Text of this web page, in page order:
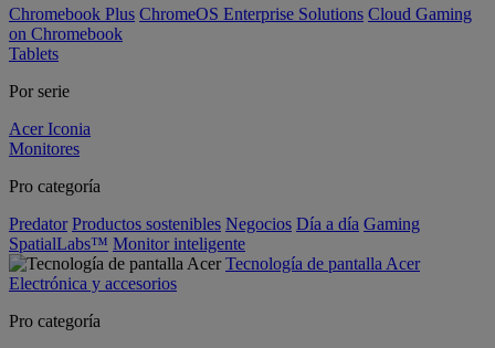
Chromebook Plus ChromeOS Enterprise Solutions Cloud Gaming
on Chromebook
Tablets
Por serie
Acer Iconia
Monitores
Pro categoría
Predator Productos sostenibles Negocios Día a día Gaming
SpatialLabs™ Monitor inteligente
Tecnología de pantalla Acer
Electrónica y accesorios
Pro categoría